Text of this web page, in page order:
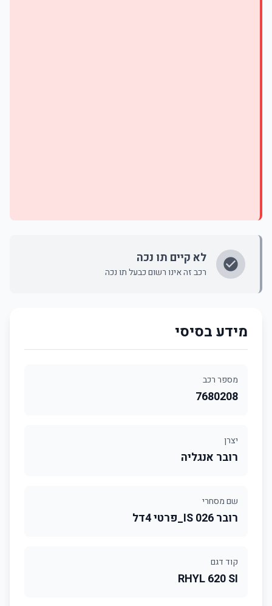
לא קיים תו נכה
רכב זה אינו רשום כבעל תו נכה
מידע בסיסי
מספר רכב
7680208
יצרן
רובר אנגליה
שם מסחרי
רובר 026 IS_פרטי 4דל
קוד דגם
RHYL 620 SI